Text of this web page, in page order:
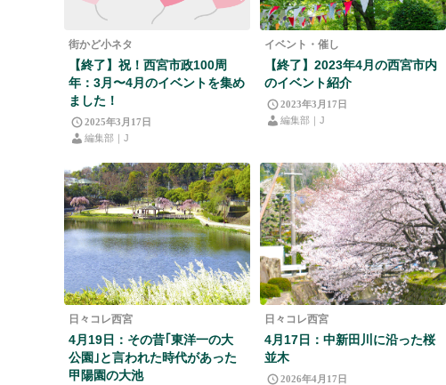
街かど小ネタ
【終了】祝！西宮市政100周
年：3月〜4月のイベントを集め
ました！
2025年3月17日
編集部｜J
イベント・催し
【終了】2023年4月の西宮市内
のイベント紹介
2023年3月17日
編集部｜J
日々コレ西宮
4月19日：その昔｢東洋一の大
公園｣と言われた時代があった
甲陽園の大池
日々コレ西宮
4月17日：中新田川に沿った桜
並木
2026年4月17日